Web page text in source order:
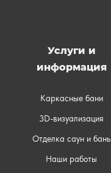
Услуги и
информация
Каркасные бани
3D-визуализация
Отделка саун и бань
Наши работы